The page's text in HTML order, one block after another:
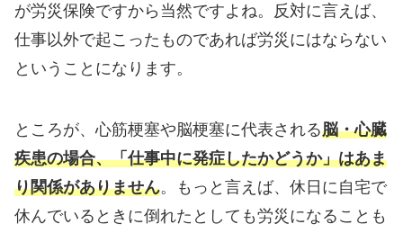
が労災保険ですから当然ですよね。反対に言えば、
仕事以外で起こったものであれば労災にはならない
ということになります。
ところが、心筋梗塞や脳梗塞に代表される脳・心臓
疾患の場合、「仕事中に発症したかどうか」はあま
り関係がありません。もっと言えば、休日に自宅で
休んでいるときに倒れたとしても労災になることも